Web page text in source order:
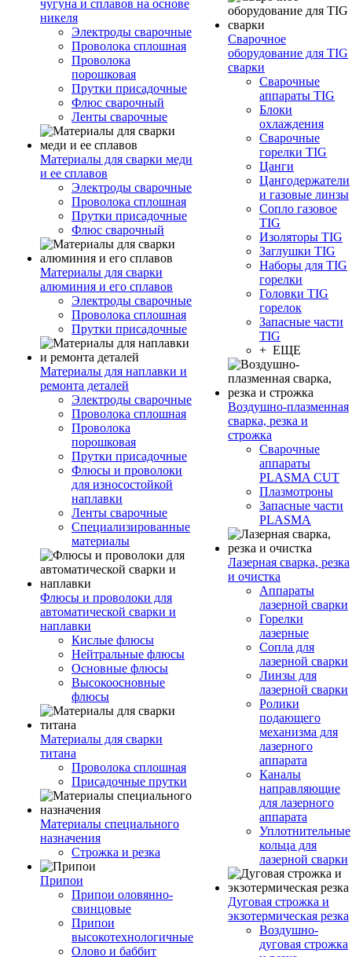
чугуна и сплавов на основе
никеля
Электроды сварочные
Проволока сплошная
Проволока
порошковая
Прутки присадочные
Флюс сварочный
Ленты сварочные
Материалы для сварки меди
и ее сплавов
Электроды сварочные
Проволока сплошная
Прутки присадочные
Флюс сварочный
Материалы для сварки
алюминия и его сплавов
Электроды сварочные
Проволока сплошная
Прутки присадочные
Материалы для наплавки и
ремонта деталей
Электроды сварочные
Проволока сплошная
Проволока
порошковая
Прутки присадочные
Флюсы и проволоки
для износостойкой
наплавки
Ленты сварочные
Специализированные
материалы
Флюсы и проволоки для
автоматической сварки и
наплавки
Кислые флюсы
Нейтральные флюсы
Основные флюсы
Высокоосновные
флюсы
Материалы для сварки
титана
Проволока сплошная
Присадочные прутки
Материалы специального
назначения
Строжка и резка
Припои
Припои оловянно-
свинцовые
Припои
высокотехнологичные
Олово и баббит
Сварочное
оборудование для TIG
сварки
Сварочные
аппараты TIG
Блоки
охлаждения
Сварочные
горелки TIG
Цанги
Цангодержатели
и газовые линзы
Сопло газовое
TIG
Изоляторы TIG
Заглушки TIG
Наборы для TIG
горелки
Головки TIG
горелок
Запасные части
TIG
+ ЕЩЕ
Воздушно-плазменная
сварка, резка и
строжка
Сварочные
аппараты
PLASMA CUT
Плазмотроны
Запасные части
PLASMA
Лазерная сварка, резка
и очистка
Аппараты
лазерной сварки
Горелки
лазерные
Сопла для
лазерной сварки
Линзы для
лазерной сварки
Ролики
подающего
механизма для
лазерного
аппарата
Каналы
направляющие
для лазерного
аппарата
Уплотнительные
кольца для
лазерной сварки
Дуговая строжка и
экзотермическая резка
Воздушно-
дуговая строжка